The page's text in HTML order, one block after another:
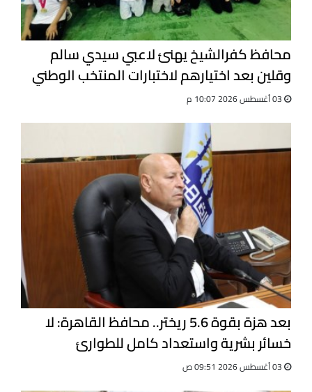
محافظ كفرالشيخ يهنئ لاعبي سيدي سالم
وقلين بعد اختيارهم لاختبارات المنتخب الوطني
للجيت كونى دو
بعد هزة بقوة 5.6 ريختر.. محافظ القاهرة: لا
خسائر بشرية واستعداد كامل للطوارئ